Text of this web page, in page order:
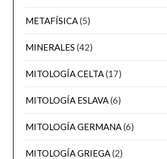
METAFÍSICA(5)
MINERALES (42)
MITOLOGÍA CELTA(17)
MITOLOGÍA ESLAVA(6)
MITOLOGÍA GERMANA(6)
MITOLOGÍA GRIEGA(2)